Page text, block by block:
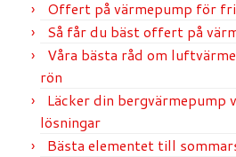
Offert på värmepump för
Så får du bäst offert på
Våra bästa råd om
rön
Läcker din bergvärmepump
lösningar
Bästa elementet till